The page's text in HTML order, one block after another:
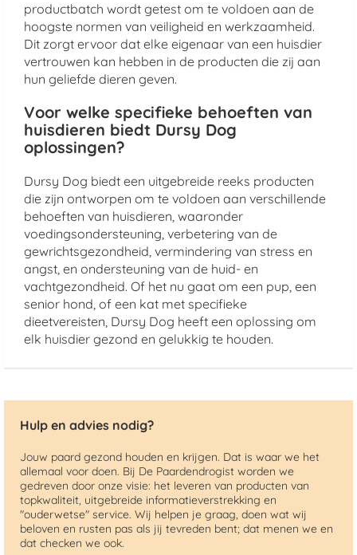
productbatch wordt getest om te voldoen aan de
hoogste normen van veiligheid en werkzaamheid.
Dit zorgt ervoor dat elke eigenaar van een huisdier
vertrouwen kan hebben in de producten die zij aan
hun geliefde dieren geven.
Voor welke specifieke behoeften van
huisdieren biedt Dursy Dog
oplossingen?
Dursy Dog biedt een uitgebreide reeks producten
die zijn ontworpen om te voldoen aan verschillende
behoeften van huisdieren, waaronder
voedingsondersteuning, verbetering van de
gewrichtsgezondheid, vermindering van stress en
angst, en ondersteuning van de huid- en
vachtgezondheid. Of het nu gaat om een pup, een
senior hond, of een kat met specifieke
dieetvereisten, Dursy Dog heeft een oplossing om
elk huisdier gezond en gelukkig te houden.
Hulp en advies nodig?
Jouw paard gezond houden en krijgen. Dat is waar we het
allemaal voor doen. Bij De Paardendrogist worden we
gedreven door onze visie: het leveren van producten van
topkwaliteit, uitgebreide informatieverstrekking en
"ouderwetse" service. Wij helpen je graag, doen wat wij
beloven en rusten pas als jij tevreden bent; dat menen we en
dat checken we ook.